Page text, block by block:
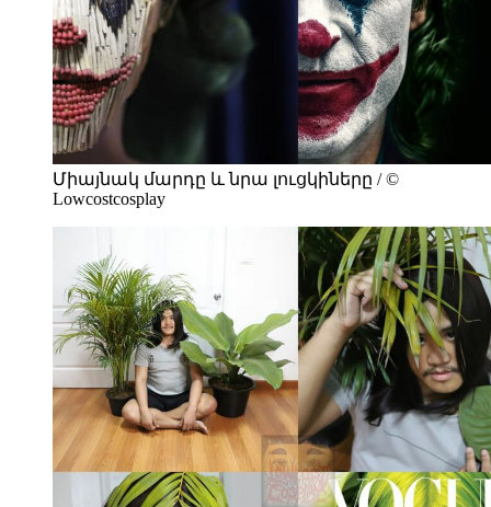
Միայնակ մարդը և նրա լուցկիները / ©
Lowcostcosplay